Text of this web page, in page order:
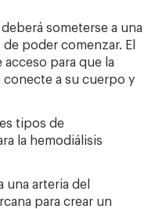
someterse a una
poder comenzar. El
para que la
conecte a su cuerpo y
tipos de
la hemodiálisis
una arteria del
para crear un